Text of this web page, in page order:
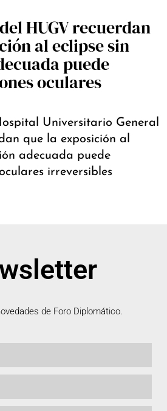
HUGV recuerdan
al eclipse sin
puede
oculares
Universitario General
que la exposición al
adecuada puede
irreversibles
de Foro Diplomático.